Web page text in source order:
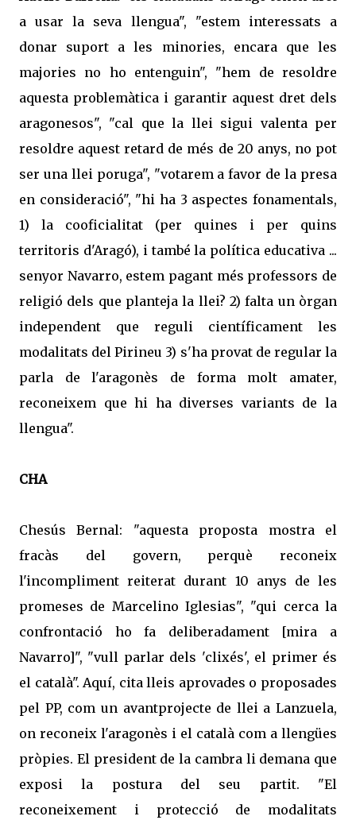
a usar la seva llengua", "estem interessats a
donar suport a les minories, encara que les
majories no ho entenguin", "hem de resoldre
aquesta problemàtica i garantir aquest dret dels
aragonesos", "cal que la llei sigui valenta per
resoldre aquest retard de més de 20 anys, no pot
ser una llei poruga", "votarem a favor de la presa
en consideració", "hi ha 3 aspectes fonamentals,
1) la cooficialitat (per quines i per quins
territoris d'Aragó), i també la política educativa ...
senyor Navarro, estem pagant més professors de
religió dels que planteja la llei? 2) falta un òrgan
independent que reguli científicament les
modalitats del Pirineu 3) s'ha provat de regular la
parla de l'aragonès de forma molt amater,
reconeixem que hi ha diverses variants de la
llengua".
CHA
Chesús Bernal: "aquesta proposta mostra el
fracàs del govern, perquè reconeix
l'incompliment reiterat durant 10 anys de les
promeses de Marcelino Iglesias", "qui cerca la
confrontació ho fa deliberadament [mira a
Navarro]", "vull parlar dels 'clixés', el primer és
el català". Aquí, cita lleis aprovades o proposades
pel PP, com un avantprojecte de llei a Lanzuela,
on reconeix l'aragonès i el català com a llengües
pròpies. El president de la cambra li demana que
exposi la postura del seu partit. "El
reconeixement i protecció de modalitats